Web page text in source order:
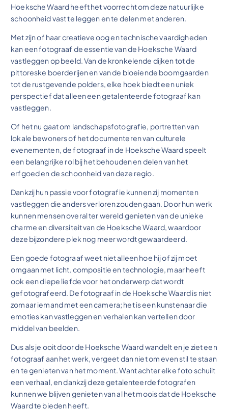
Hoeksche Waard heeft het voorrecht om deze natuurlijke
schoonheid vast te leggen en te delen met anderen.
Met zijn of haar creatieve oog en technische vaardigheden
kan een fotograaf de essentie van de Hoeksche Waard
vastleggen op beeld. Van de kronkelende dijken tot de
pittoreske boerderijen en van de bloeiende boomgaarden
tot de rustgevende polders, elke hoek biedt een uniek
perspectief dat alleen een getalenteerde fotograaf kan
vastleggen.
Of het nu gaat om landschapsfotografie, portretten van
lokale bewoners of het documenteren van culturele
evenementen, de fotograaf in de Hoeksche Waard speelt
een belangrijke rol bij het behouden en delen van het
erfgoed en de schoonheid van deze regio.
Dankzij hun passie voor fotografie kunnen zij momenten
vastleggen die anders verloren zouden gaan. Door hun werk
kunnen mensen overal ter wereld genieten van de unieke
charme en diversiteit van de Hoeksche Waard, waardoor
deze bijzondere plek nog meer wordt gewaardeerd.
Een goede fotograaf weet niet alleen hoe hij of zij moet
omgaan met licht, compositie en technologie, maar heeft
ook een diepe liefde voor het onderwerp dat wordt
gefotografeerd. De fotograaf in de Hoeksche Waard is niet
zomaar iemand met een camera; het is een kunstenaar die
emoties kan vastleggen en verhalen kan vertellen door
middel van beelden.
Dus als je ooit door de Hoeksche Waard wandelt en je ziet een
fotograaf aan het werk, vergeet dan niet om even stil te staan
en te genieten van het moment. Want achter elke foto schuilt
een verhaal, en dankzij deze getalenteerde fotografen
kunnen we blijven genieten van al het moois dat de Hoeksche
Waard te bieden heeft.